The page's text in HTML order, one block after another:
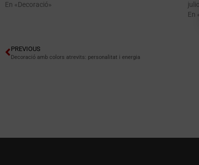
En «Decoració»
En
PREVIOUS
Decoració amb colors atrevits: personalitat i energia